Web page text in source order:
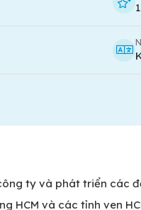
ty và phát triển các
HCM và các tỉnh ven